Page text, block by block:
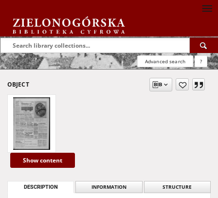
Advanced search ?
OBJECT
Show content
DESCRIPTION INFORMATION STRUCTURE